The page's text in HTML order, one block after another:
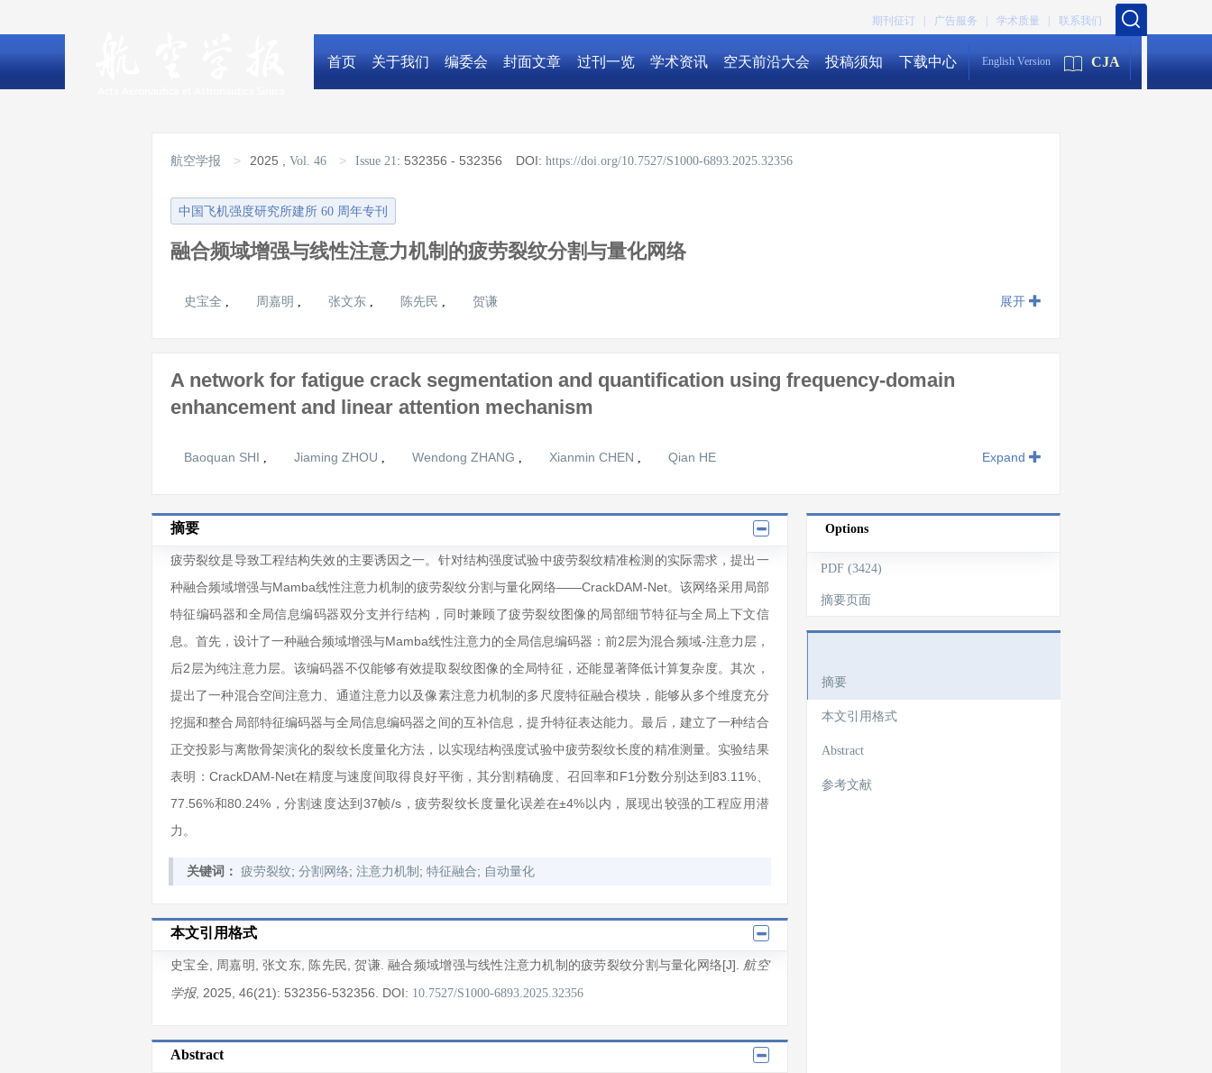
联系我们
学术质量 |
广告服务 |
期刊征订 |
首页 关于我们 编委会 封面文章 过刊一览 学术资讯 空天前沿大会 投稿须知 下载中心 English Version CJA
航空学报 > 2025 Vol. 46 > Issue 21: 532356 - 532356 DOI: https://doi.org/10.7527/S1000-6893.2025.32356
中国飞机强度研究所建所 60 周年专刊
融合频域增强与线性注意力机制的疲劳裂纹分割与量化网络
史宝全 , 周嘉明 , 张文东 , 陈先民 , 贺谦 展开
A network for fatigue crack segmentation and quantification using frequency-domain
enhancement and linear attention mechanism
Baoquan SHI , Jiaming ZHOU , Wendong ZHANG , Xianmin CHEN , Qian HE Expand
摘要
疲劳裂纹是导致工程结构失效的主要诱因之一。针对结构强度试验中疲劳裂纹精准检测的实际需求，提出一
种融合频域增强与Mamba线性注意力机制的疲劳裂纹分割与量化网络——CrackDAM-Net。该网络采用局部
特征编码器和全局信息编码器双分支并行结构，同时兼顾了疲劳裂纹图像的局部细节特征与全局上下文信
息。首先，设计了一种融合频域增强与Mamba线性注意力的全局信息编码器：前2层为混合频域-注意力层，
后2层为纯注意力层。该编码器不仅能够有效提取裂纹图像的全局特征，还能显著降低计算复杂度。其次，
提出了一种混合空间注意力、通道注意力以及像素注意力机制的多尺度特征融合模块，能够从多个维度充分
挖掘和整合局部特征编码器与全局信息编码器之间的互补信息，提升特征表达能力。最后，建立了一种结合
正交投影与离散骨架演化的裂纹长度量化方法，以实现结构强度试验中疲劳裂纹长度的精准测量。实验结果
表明：CrackDAM-Net在精度与速度间取得良好平衡，其分割精确度、召回率和F1分数分别达到83.11%、
77.56%和80.24%，分割速度达到37帧/s，疲劳裂纹长度量化误差在±4%以内，展现出较强的工程应用潜
力。
关键词： 疲劳裂纹; 分割网络; 注意力机制 ; 特征融合; 自动量化
本文引用格式
史宝全 周嘉明 ,张文东 陈先民 ,贺谦. 融合频域增强与线性注意力机制的疲劳裂纹分割与量化网络[J]. 航空
学报, 2025 , 46(21): 532356-532356 DOI: 10.7527/S1000-6893.2025.32356
Abstract
Options
PDF (3424)
摘要页面
摘要
本文引用格式
Abstract
参考文献